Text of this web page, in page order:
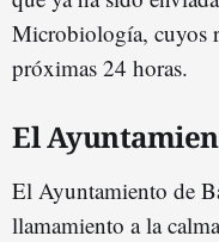
Microbiología, cuyos
próximas 24 horas.
El
El Ayuntamiento de
llamamiento a la